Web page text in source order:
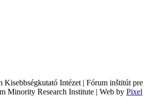
Intézet | Fórum inštitút pre
Minority Research Institute | Web by Pixel